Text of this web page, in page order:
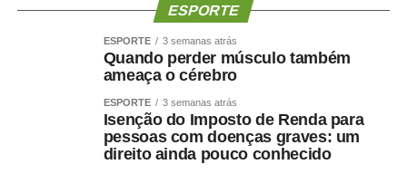
ESPORTE
ESPORTE 3 semanas atrás
Quando perder músculo também
ameaça o cérebro
ESPORTE 3 semanas atrás
Isenção do Imposto de Renda para
pessoas com doenças graves: um
direito ainda pouco conhecido